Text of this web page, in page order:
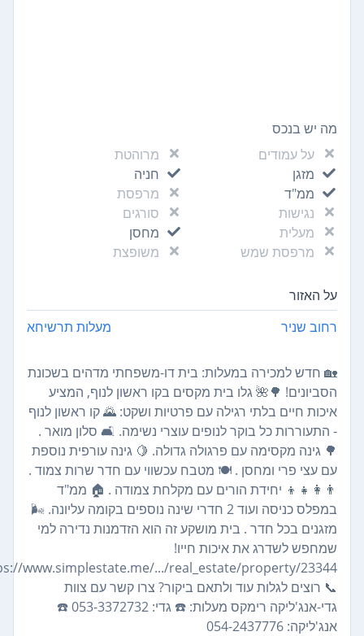
מה יש בנכס
על עמודים
מרוהטת
מזגן
חניה
ממ"ד
מרפסת
נגישות
סורגים
מעלית
מחסן
מרפסת שמש
משופצת
על האזור
רחוב שניר מעלות תרשיחא
🏡 חדש למכירה במעלות: בית דו-משפחתי מדהים בשכונת
הסביונים! 🌳🌺 גלו בית מקסים בקו ראשון לנוף, המציע
איכות חיים בלתי רגילה עם פרטיות ושקט: 🌄 קו ראשון לנוף
- התעוררות כל בוקר לנופים עוצרי נשימה. 🛋 סלון מואר .
🌳 גינה מקסימה עם פרגולה גדולה. 🍋 גינה עורפית נוספת
עם עצי פרי ומחסן . 🍽 מטבח עכשווי עם חדר שרות צמוד .
👨‍👩‍👧‍👦 יחידת הורים עם מקלחת צמודה . 🏠 ממ"ד
במפלס כניסה ועוד 2 חדרי שינה נוספים בקומה עליונה. 🌬
מזגנים בכל חדר . בית מושקע זה הוא הזדמנות נדירה למי
שמחפש לשדרג את איכות חייו!
https://www.simplestate.me/.../real_estate/property/23344
📞 רוצים לגלות עוד ולתאם ביקור? צרו קשר עם צוות
גדי-אנג'ליקה רימקס מעלות: ☎️ גדי: 053-3372732 ☎️
אנג'ליקה: 054-2437776